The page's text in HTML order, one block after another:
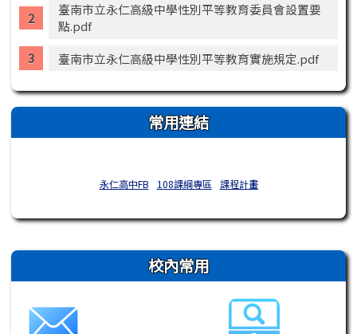
臺南市立永仁高級中學性別平等教育委員會設置要
點.pdf
臺南市立永仁高級中學性別平等教育實施規定.pdf
常用連結
永仁高中FB 108課綱專區 課程計畫
右邊區域內容 校內常用